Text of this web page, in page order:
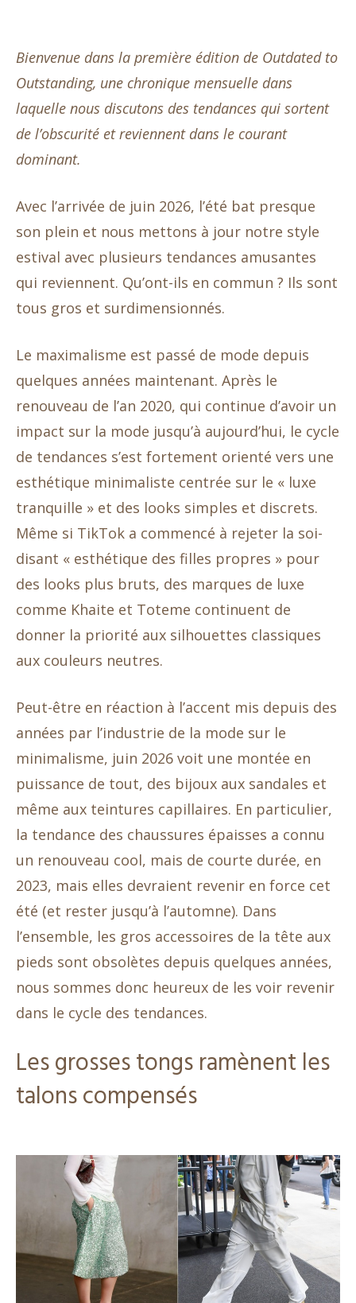
Bienvenue dans la première édition de Outdated to
Outstanding, une chronique mensuelle dans
laquelle nous discutons des tendances qui sortent
de l’obscurité et reviennent dans le courant
dominant.
Avec l’arrivée de juin 2026, l’été bat presque
son plein et nous mettons à jour notre style
estival avec plusieurs tendances amusantes
qui reviennent. Qu’ont-ils en commun ? Ils sont
tous gros et surdimensionnés.
Le maximalisme est passé de mode depuis
quelques années maintenant. Après le
renouveau de l’an 2020, qui continue d’avoir un
impact sur la mode jusqu’à aujourd’hui, le cycle
de tendances s’est fortement orienté vers une
esthétique minimaliste centrée sur le « luxe
tranquille » et des looks simples et discrets.
Même si TikTok a commencé à rejeter la soi-
disant « esthétique des filles propres » pour
des looks plus bruts, des marques de luxe
comme Khaite et Toteme continuent de
donner la priorité aux silhouettes classiques
aux couleurs neutres.
Peut-être en réaction à l’accent mis depuis des
années par l’industrie de la mode sur le
minimalisme, juin 2026 voit une montée en
puissance de tout, des bijoux aux sandales et
même aux teintures capillaires. En particulier,
la tendance des chaussures épaisses a connu
un renouveau cool, mais de courte durée, en
2023, mais elles devraient revenir en force cet
été (et rester jusqu’à l’automne). Dans
l’ensemble, les gros accessoires de la tête aux
pieds sont obsolètes depuis quelques années,
nous sommes donc heureux de les voir revenir
dans le cycle des tendances.
Les grosses tongs ramènent les
talons compensés